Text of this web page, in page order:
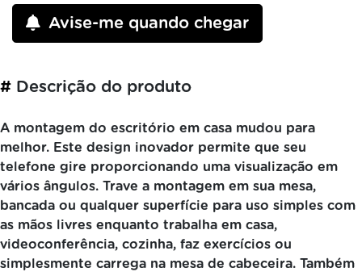
Avise-me quando chegar
# Descrição do produto
A montagem do escritório em casa mudou para
melhor. Este design inovador permite que seu
telefone gire proporcionando uma visualização em
vários ângulos. Trave a montagem em sua mesa,
bancada ou qualquer superfície para uso simples com
as mãos livres enquanto trabalha em casa,
videoconferência, cozinha, faz exercícios ou
simplesmente carrega na mesa de cabeceira. Também